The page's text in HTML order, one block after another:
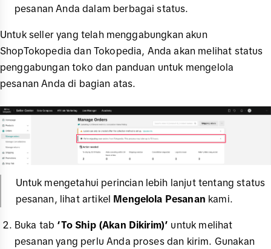
pesanan Anda dalam berbagai status.
Untuk seller yang telah menggabungkan akun
ShopTokopedia dan Tokopedia, Anda akan melihat status
penggabungan toko dan panduan untuk mengelola
pesanan Anda di bagian atas.
Untuk mengetahui perincian lebih lanjut tentang status
pesanan, lihat artikel Mengelola Pesanan kami.
Buka tab ‘To Ship (Akan Dikirim)’ untuk melihat
pesanan yang perlu Anda proses dan kirim. Gunakan